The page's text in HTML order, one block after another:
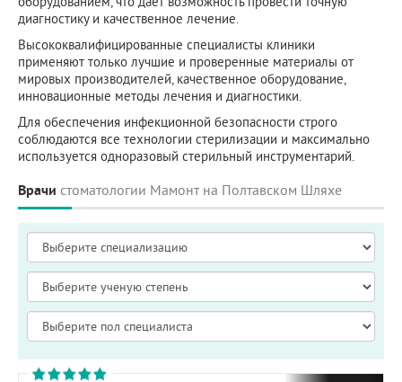
диагностику и качественное лечение.
Высококвалифицированные специалисты клиники
применяют только лучшие и проверенные материалы от
мировых производителей, качественное оборудование,
инновационные методы лечения и диагностики.
Для обеспечения инфекционной безопасности строго
соблюдаются все технологии стерилизации и максимально
используется одноразовый стерильный инструментарий.
Врачи стоматологии Мамонт на Полтавском Шляхе